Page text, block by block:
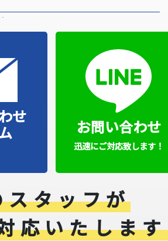
せ
お問い合わせ
迅速にご対応致します！
スタッフが
応いたしま